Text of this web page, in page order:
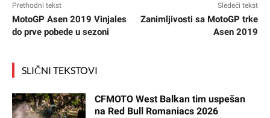
Prethodni tekst
MotoGP Asen 2019 Vinjales
do prve pobede u sezoni
Sledeći tekst
Zanimljivosti sa MotoGP trke
Asen 2019
SLIČNI TEKSTOVI
CFMOTO West Balkan tim uspešan
na Red Bull Romaniacs 2026